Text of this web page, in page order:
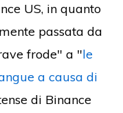
US, in quanto
passata da
frode" a "le
a causa di
di Binance